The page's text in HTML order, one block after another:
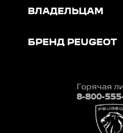
Горячая
8-800-
ВЛАДЕЛЬЦАМ
БРЕНД PEUGEOT